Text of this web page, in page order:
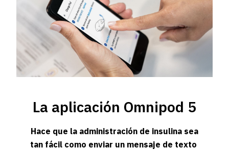
La aplicación Omnipod 5
Hace que la administración de insulina sea
tan fácil como enviar un mensaje de texto